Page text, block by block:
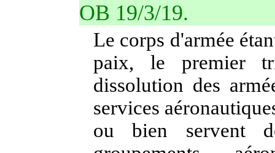
OB 19/3/19.
Le corps d'armée
paix, le premier
dissolution des
services
ou bien servent